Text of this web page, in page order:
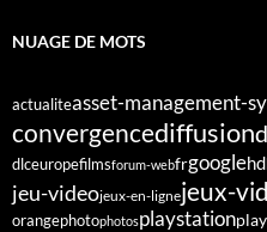
NUAGE DE MOTS
actualiteasset-management-
convergencediffusion
dlceuropefilmsforum-webfrgooglehd
jeu-videojeux-en-lignejeux-
orangephotophotosplaystation